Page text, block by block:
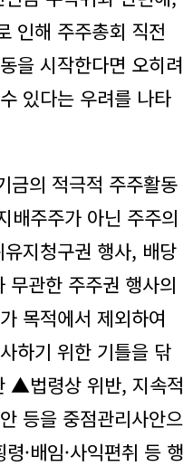
인해 주주총회 직전
을 시작한다면 오히려
있다는 우려를 나타
금의 적극적 주주활동
주주가 아닌 주주의
지청구권 행사, 배당
무관한 주주권 행사의
목적에서 제외하여
하기 위한 기틀을 닦
▲법령상 위반, 지속적
등을 중점관리사안으
·배임·사익편취 등 행